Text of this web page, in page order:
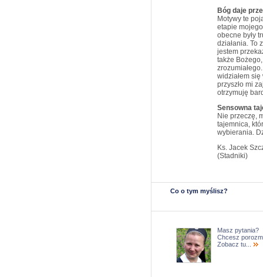
Bóg daje
Motywy te
etapie
obecne były
działania. To
jestem
także
widziałem
przyszło mi
otrzymuję
Sensowna
Nie przeczę,
tajemnica,
wybierania.
Ks. Jacek
(Stadniki)
Co o tym myślisz?
Masz pytania?
Chcesz
Zobacz tu...